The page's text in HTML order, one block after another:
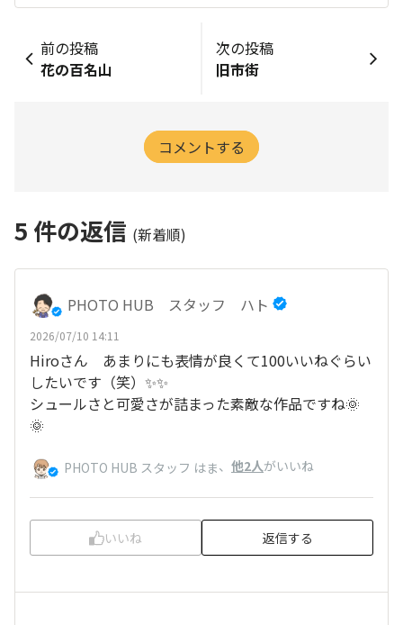
前の投稿
花の百名山
次の投稿
旧市街
コメントする
5 件の返信 (新着順)
PHOTO HUB スタッフ ハト
2026/07/10 14:11
Hiroさん あまりにも表情が良くて100いいねぐらい
したいです（笑）✨✨
シュールさと可愛さが詰まった素敵な作品ですね🌞
🌞
PHOTO HUB スタッフ はま、 他2人がいいね
いいね 返信する